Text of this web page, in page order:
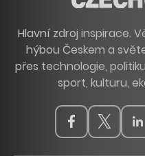
Hlavní zdroj inspirace.
hýbou Českem a
přes technologie,
sport, kulturu,